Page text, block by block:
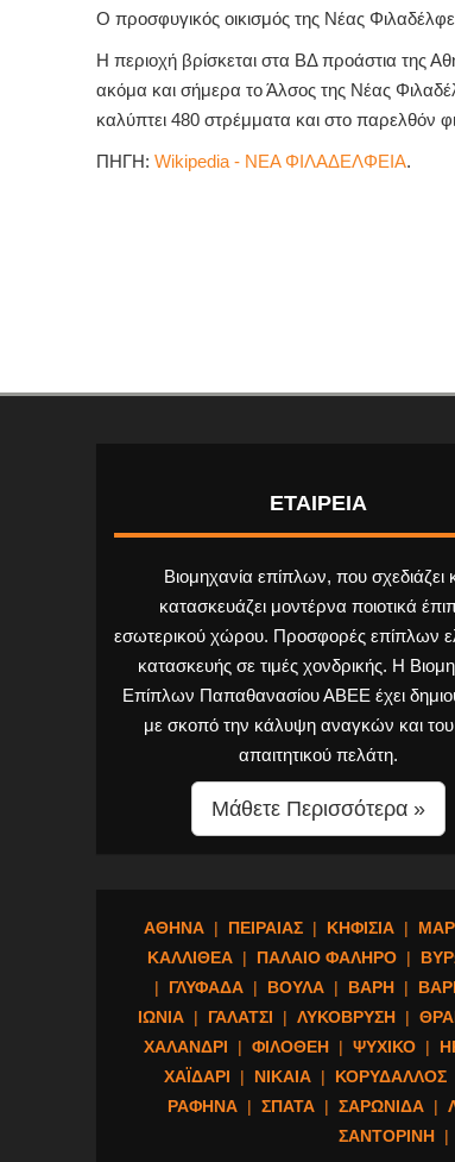
Ο προσφυγικός οικισμός της Νέας
Η περιοχή βρίσκεται στα ΒΔ προάστια της
ακόμα και σήμερα το Άλσος της Νέας
καλύπτει 480 στρέμματα και στο παρελθόν
ΠΗΓΗ: Wikipedia - ΝΕΑ ΦΙΛΑΔΕΛΦΕΙΑ.
ΕΤΑΙΡΕΙΑ
Βιομηχανία επίπλων, που σχεδιάζει
κατασκευάζει μοντέρνα ποιοτικά
εσωτερικού χώρου. Προσφορές επίπλων
κατασκευής σε τιμές χονδρικής. Η
Επίπλων Παπαθανασίου ΑΒΕΕ έχει
με σκοπό την κάλυψη αναγκών και του
απαιτητικού πελάτη.
Μάθετε Περισσότερα »
ΑΘΗΝΑ | ΠΕΙΡΑΙΑΣ | ΚΗΦΙΣΙΑ |
ΚΑΛΛΙΘΕΑ | ΠΑΛΑΙΟ ΦΑΛΗΡΟ |
|
ΓΛΥΦΑΔΑ | ΒΟΥΛΑ | ΒΑΡΗ |
ΙΩΝΙΑ | ΓΑΛΑΤΣΙ | ΛΥΚΟΒΡΥΣΗ |
ΧΑΛΑΝΔΡΙ
| ΦΙΛΟΘΕΗ | ΨΥΧΙΚΟ |
ΧΑΪΔΑΡΙ
| ΝΙΚΑΙΑ | ΚΟΡΥΔΑΛΛΟΣ
ΡΑΦΗΝΑ | ΣΠΑΤΑ | ΣΑΡΩΝΙΔΑ |
ΣΑΝΤΟΡΙΝΗ |